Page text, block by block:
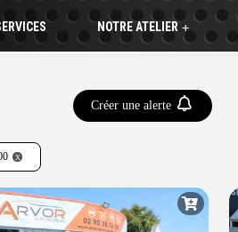
+
NOTRE ATELIER
Créer une alerte